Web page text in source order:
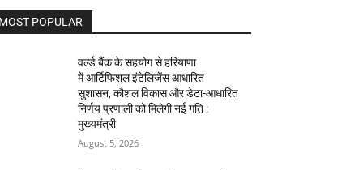
MOST POPULAR
वर्ल्ड बैंक के सहयोग से हरियाणा
में आर्टिफिशल इंटेलिजेंस आधारित
सुशासन, कौशल विकास और डेटा-आधारित
निर्णय प्रणाली को मिलेगी नई गति :
मुख्यमंत्री
August 5, 2026